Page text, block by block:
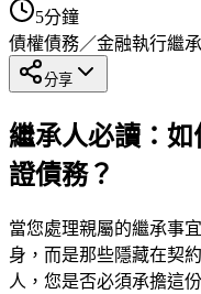
5分鐘
債權債務／金融執行繼
分享
繼承人必讀：
證債務？
當您處理親屬的繼承事
身，而是那些隱藏在契
人，您是否必須承擔這